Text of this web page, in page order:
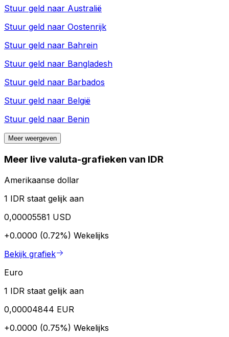
Stuur geld naar Australië
Stuur geld naar Oostenrijk
Stuur geld naar Bahrein
Stuur geld naar Bangladesh
Stuur geld naar Barbados
Stuur geld naar België
Stuur geld naar Benin
Meer weergeven
Meer live valuta-grafieken van IDR
Amerikaanse dollar
1 IDR staat gelijk aan
0,00005581 USD
+0.0000 (0.72%) Wekelijks
Bekijk grafiek
Euro
1 IDR staat gelijk aan
0,00004844 EUR
+0.0000 (0.75%) Wekelijks